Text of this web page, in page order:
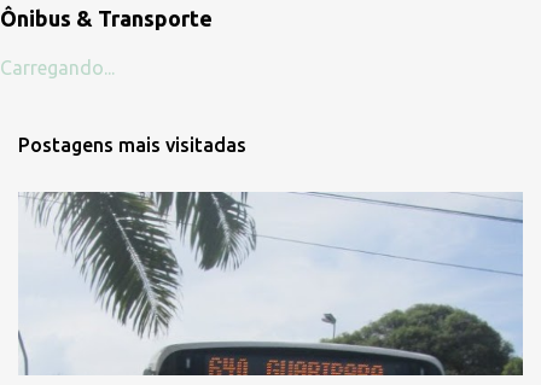
Ônibus & Transporte
Carregando...
Postagens mais visitadas